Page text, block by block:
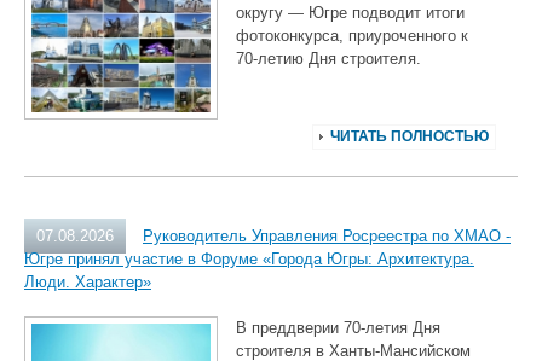
округу — Югре подводит итоги
фотоконкурса, приуроченного к
70‑летию Дня строителя.
ЧИТАТЬ ПОЛНОСТЬЮ
07.08.2026
Руководитель Управления Росреестра по ХМАО -
Югре принял участие в Форуме «Города Югры: Архитектура.
Люди. Характер»
В преддверии 70‑летия Дня
строителя в Ханты‑Мансийском